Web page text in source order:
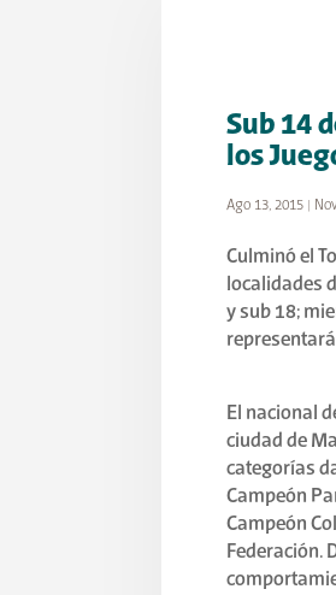
Sub 14
los
Ago 13, 2015 |
Culminó el
localidades
y sub 18;
El nacional
ciudad de
categorías
Campeón
Campeón
Federación.